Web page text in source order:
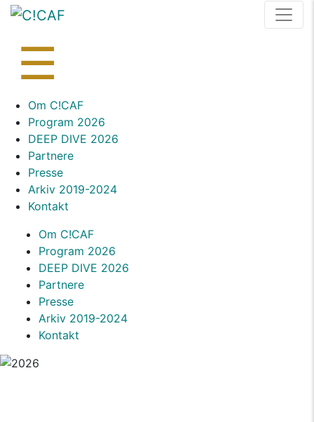
Skip
☰
Skip
content
Om C!CAF
Program 2026
DEEP DIVE 2026
Partnere
Presse
Arkiv 2019-2024
Kontakt
Om C!CAF
Program 2026
DEEP DIVE 2026
Partnere
Presse
Arkiv 2019-2024
Kontakt